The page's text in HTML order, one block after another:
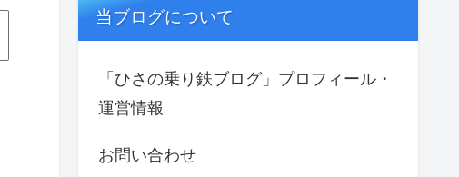
当ブログについて
「ひさの乗り鉄ブログ」プロフィール・
運営情報
お問い合わせ